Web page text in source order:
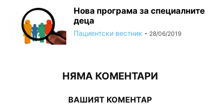
Нова програма за специалните
деца
Пациентски вестник - 28/06/2019
НЯМА КОМЕНТАРИ
ВАШИЯТ КОМЕНТАР